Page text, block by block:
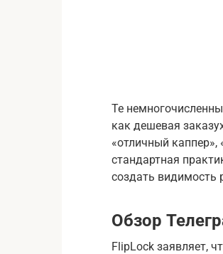
Те
как дешевая
«отличный каппер»,
стандартная
создать видимость
Обзор
FlipLock заявляет,